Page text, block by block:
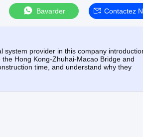
Bavarder Contactez
system provider in this company
Hong Kong-Zhuhai-Macao Bridge and
time, and understand why they